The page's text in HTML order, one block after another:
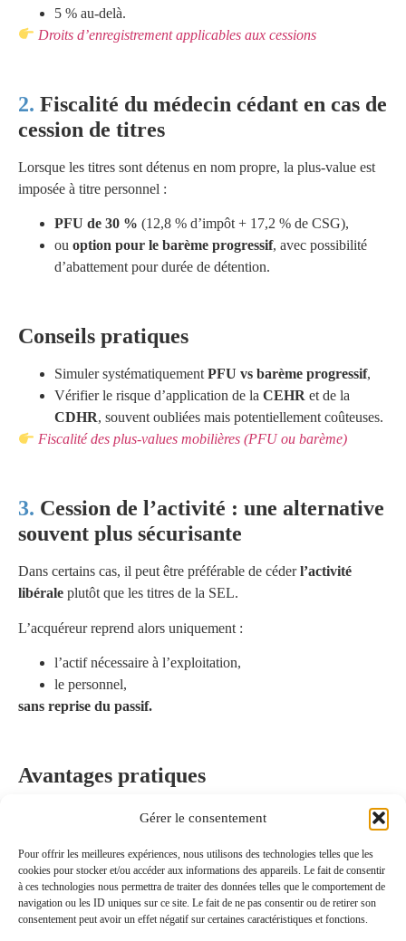
Gérer le consentement
Pour offrir les meilleures expériences, nous utilisons des technologies telles que les
cookies pour stocker et/ou accéder aux informations des appareils. Le fait de consentir
à ces technologies nous permettra de traiter des données telles que le comportement de
navigation ou les ID uniques sur ce site. Le fait de ne pas consentir ou de retirer son
consentement peut avoir un effet négatif sur certaines caractéristiques et fonctions.
5 % au-delà.
Droits d’enregistrement applicables aux cessions
Fiscalité du médecin cédant en cas de
cession de titres
Lorsque les titres sont détenus en nom propre, la plus-value est
imposée à titre personnel :
PFU de 30 % (12,8 % d’impôt + 17,2 % de CSG),
ou option pour le barème progressif, avec possibilité
d’abattement pour durée de détention.
Conseils pratiques
Simuler systématiquement PFU vs barème progressif,
Vérifier le risque d’application de la CEHR et de la
CDHR, souvent oubliées mais potentiellement coûteuses.
Fiscalité des plus-values mobilières (PFU ou barème)
Cession de l’activité : une alternative
souvent plus sécurisante
Dans certains cas, il peut être préférable de céderl’activité
libérale plutôt que les titres de la SEL.
L’acquéreur reprend alors uniquement :
l’actif nécessaire à l’exploitation,
le personnel,
sans reprise du passif.
Avantages pratiques
Risques juridiques et fiscauxfortement réduits
Valorisation parfois plus élevée, maisplus sécurisée.
Attention :les droits de mutation restent identiques (3 % / 5
%) et le fonds libéraln’est pas amortissable.